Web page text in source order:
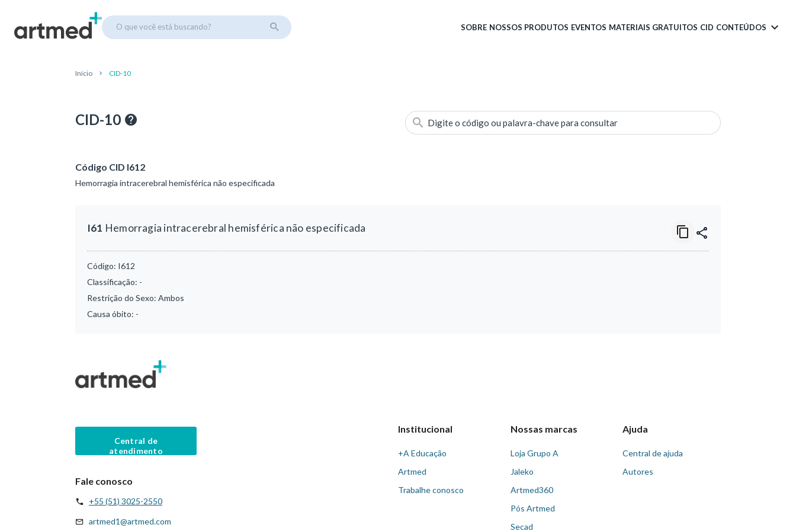
O que você está buscando? SOBRE NOSSOS PRODUTOS EVENTOS MATERIAIS GRATUITOS CID CONTEÚDOS
Início CID-10
CID-10 Digite o código ou palavra-chave para consultar
Código CID I612
Hemorragia intracerebral hemisférica não especificada
I61 Hemorragia intracerebral hemisférica não especificada
Código: I612
Classificação: -
Restrição do Sexo: Ambos
Causa óbito: -
Central de
atendimento
Fale conosco
+55 (51) 3025-2550
artmed1@artmed.com
Institucional
+A Educação
Artmed
Trabalhe conosco
Nossas marcas
Loja Grupo A
Jaleko
Artmed360
Pós Artmed
Secad
Ajuda
Central de ajuda
Autores